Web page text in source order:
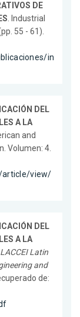
DE
. Industrial
55 - 61).
in
DEL
A LA
and
Volumen: 4.
article/view/
DEL
A LA
Latin
and
de: